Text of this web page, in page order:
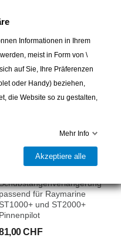
RAYMARINE
passend für Raymarine
ST1000+ und ST2000+
Pinnenpilot
CHF
Informationen in Ihrem
meist in Form von \
auf Sie, Ihre Präferenzen
oder Handy) beziehen,
die Website so zu gestalten,
Mehr Info
Akzeptiere alle